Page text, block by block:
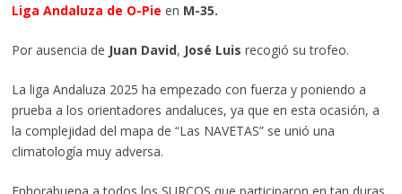
Liga Andaluza de O-Pie en M-35.
Por ausencia de Juan David, José Luis recogió su trofeo.
La liga Andaluza 2025 ha empezado con fuerza y poniendo a
prueba a los orientadores andaluces, ya que en esta ocasión, a
la complejidad del mapa de “Las NAVETAS” se unió una
climatología muy adversa.
Enhorabuena a todos los SURCOS que participaron en tan duras